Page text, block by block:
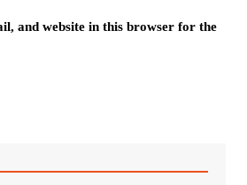
and website in this browser for the